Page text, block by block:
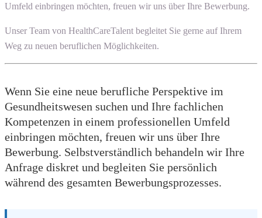
Umfeld einbringen möchten, freuen wir uns über Ihre Bewerbung.
Unser Team von HealthCareTalent begleitet Sie gerne auf Ihrem
Weg zu neuen beruflichen Möglichkeiten.
Wenn Sie eine neue berufliche Perspektive im
Gesundheitswesen suchen und Ihre fachlichen
Kompetenzen in einem professionellen Umfeld
einbringen möchten, freuen wir uns über Ihre
Bewerbung. Selbstverständlich behandeln wir Ihre
Anfrage diskret und begleiten Sie persönlich
während des gesamten Bewerbungsprozesses.